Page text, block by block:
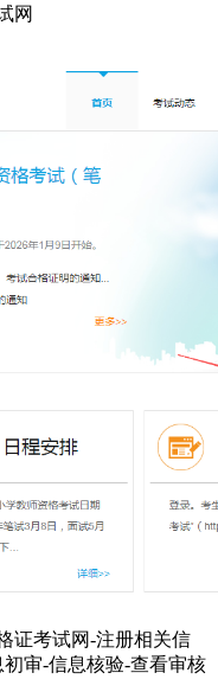
网
证考试网-注册相关信
审-信息核验-查看审核